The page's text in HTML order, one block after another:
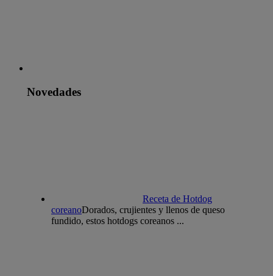
Novedades
Receta de Hotdog
coreanoDorados, crujientes y llenos de queso
fundido, estos hotdogs coreanos ...